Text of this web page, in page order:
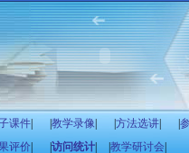
课件 教学录像 方法选讲
评价 访问统计 教学研讨会